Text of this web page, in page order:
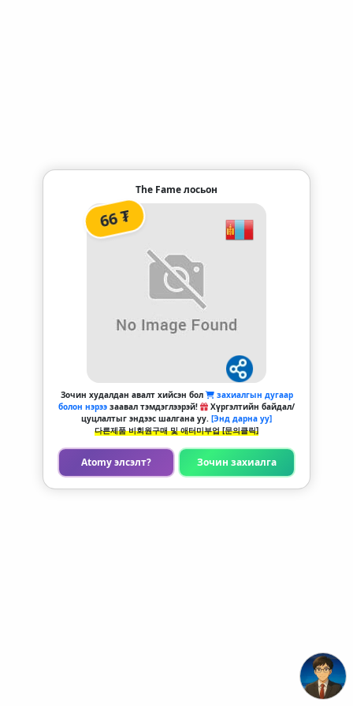
The Fame лосьон
66 ₮
Зочин худалдан авалт хийсэн бол
захиалгын дугаар
болон нэрээ заавал тэмдэглээрэй!
Хүргэлтийн байдал/
цуцлалтыг эндээс шалгана уу. [Энд дарна уу]
다른제품 비회원구매 및 애터미부업 [문의클릭]
Atomy элсэлт? Зочин захиалга